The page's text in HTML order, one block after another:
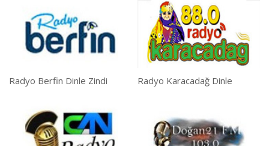
Radyo Berfin Dinle Zindi Radyo Karacadağ Dinle